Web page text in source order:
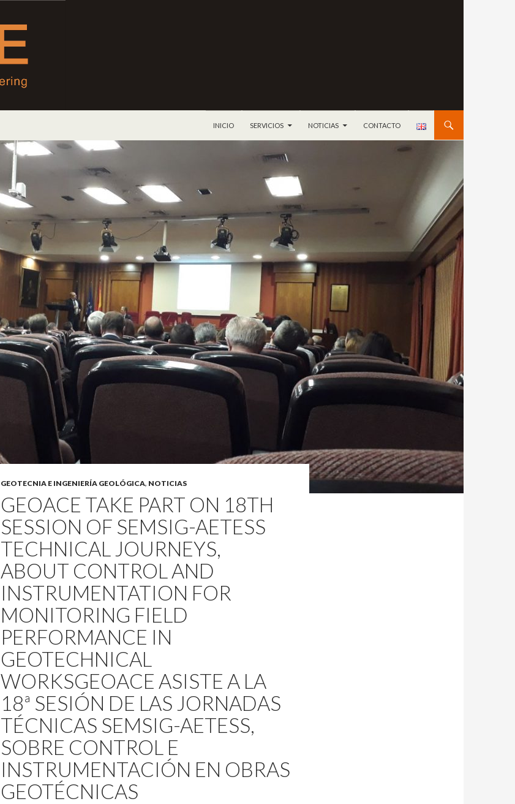
INICIO
SERVICIOS NOTICIAS CONTACTO
GEOTECNIA E INGENIERÍA GEOLÓGICA, NOTICIAS
GEOACE TAKE PART ON 18TH
SESSION OF SEMSIG-AETESS
TECHNICAL JOURNEYS,
ABOUT CONTROL AND
INSTRUMENTATION FOR
MONITORING FIELD
PERFORMANCE IN
GEOTECHNICAL
WORKSGEOACE ASISTE A LA
18ª SESIÓN DE LAS JORNADAS
TÉCNICAS SEMSIG-AETESS,
SOBRE CONTROL E
INSTRUMENTACIÓN EN OBRAS
GEOTÉCNICAS